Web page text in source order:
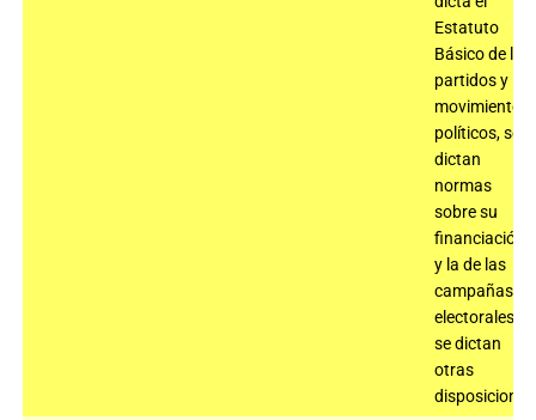
Estatuto
Básico de los
partidos y
movimientos
políticos, se
dictan
normas
sobre su
financiación
y la de las
campañas
electorales y
se dictan
otras